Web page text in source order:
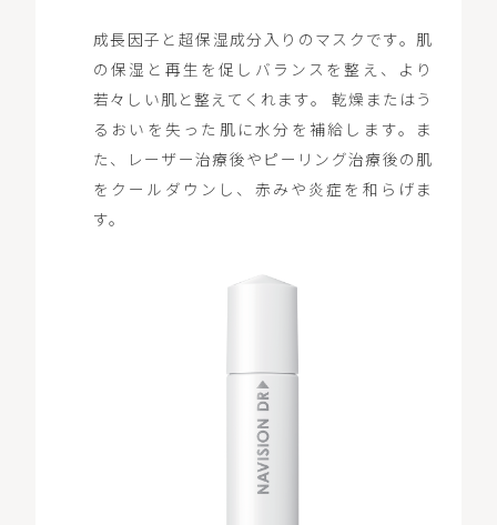
成長因子と超保湿成分入りのマスクです。肌
の保湿と再生を促しバランスを整え、より
若々しい肌と整えてくれます。 乾燥またはう
るおいを失った肌に水分を補給します。ま
た、レーザー治療後やピーリング治療後の肌
をクールダウンし、赤みや炎症を和らげま
す。